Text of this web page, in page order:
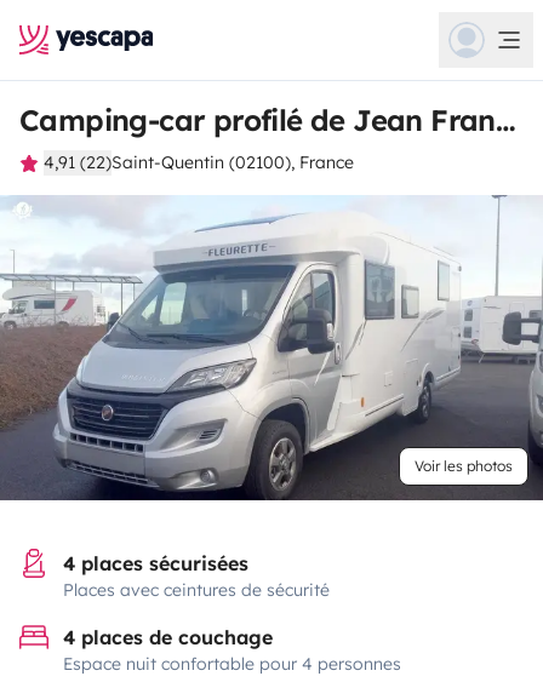
Camping-car profilé de Jean François
4,91 (22)Saint-Quentin (02100), France
Voir les photos
4 places sécurisées
Places avec ceintures de sécurité
4 places de couchage
Espace nuit confortable pour 4 personnes